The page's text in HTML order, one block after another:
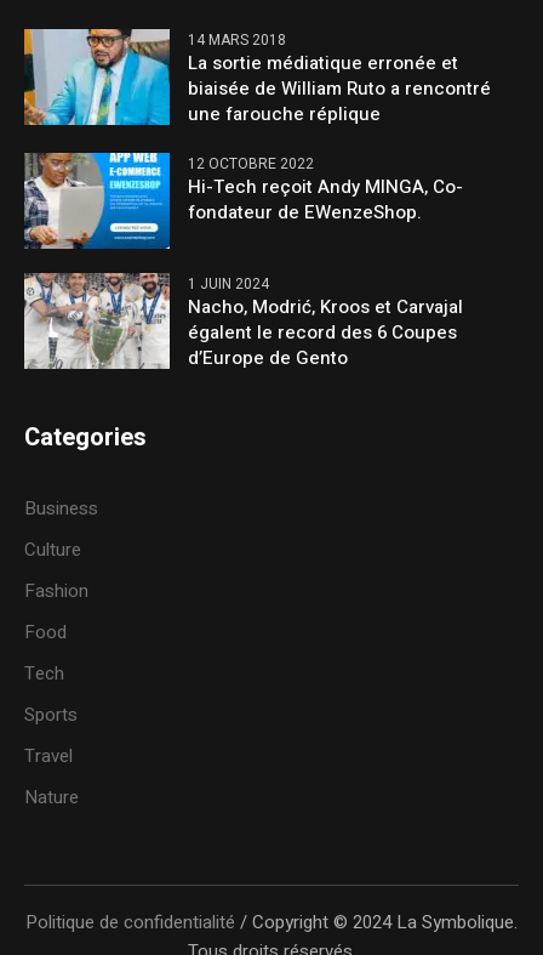
14 MARS 2018
La sortie médiatique erronée et
biaisée de William Ruto a rencontré
une farouche réplique
12 OCTOBRE 2022
Hi-Tech reçoit Andy MINGA, Co-
fondateur de EWenzeShop.
1 JUIN 2024
Nacho, Modrić, Kroos et Carvajal
égalent le record des 6 Coupes
d’Europe de Gento
Categories
Business
Culture
Fashion
Food
Tech
Sports
Travel
Nature
Politique de confidentialité / Copyright © 2024 La Symbolique.